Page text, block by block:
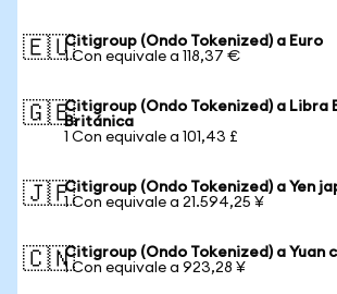
🇪🇺Citigroup (Ondo Tokenized) a Euro
1 Con equivale a 118,37 €
🇬🇧Citigroup (Ondo Tokenized) a Libra
Británica
1 Con equivale a 101,43 £
🇯🇵Citigroup (Ondo Tokenized) a Yen
1 Con equivale a 21.594,25 ¥
🇨🇳Citigroup (Ondo Tokenized) a Yuan
1 Con equivale a 923,28 ¥